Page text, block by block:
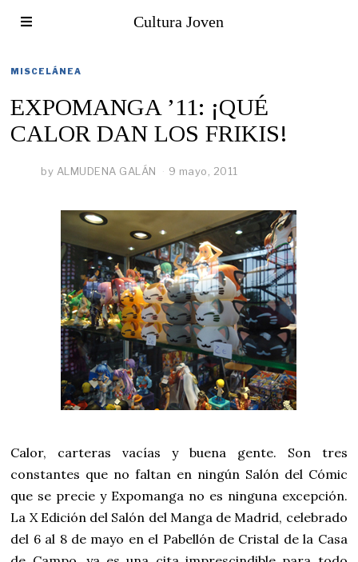
Cultura Joven
MISCELÁNEA
EXPOMANGA ’11: ¡QUÉ
CALOR DAN LOS FRIKIS!
by ALMUDENA GALÁN 9 mayo, 2011
Calor, carteras vacías y buena gente. Son tres
constantes que no faltan en ningún Salón del Cómic
que se precie y Expomanga no es ninguna excepción.
La X Edición del Salón del Manga de Madrid, celebrado
del 6 al 8 de mayo en el Pabellón de Cristal de la Casa